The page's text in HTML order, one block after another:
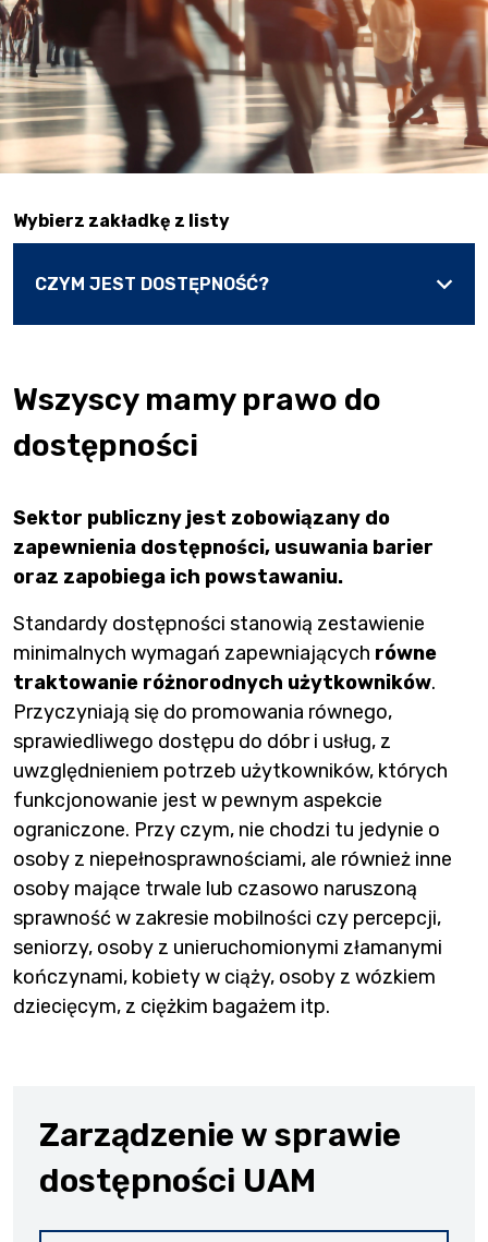
Wybierz zakładkę z listy
Wszyscy mamy prawo do
dostępności
Sektor publiczny jest zobowiązany do
zapewnienia dostępności, usuwania barier
oraz zapobiega ich powstawaniu.
Standardy dostępności stanowią zestawienie
minimalnych wymagań zapewniających równe
traktowanie różnorodnych użytkowników.
Przyczyniają się do promowania równego,
sprawiedliwego dostępu do dóbr i usług, z
uwzględnieniem potrzeb użytkowników, których
funkcjonowanie jest w pewnym aspekcie
ograniczone. Przy czym, nie chodzi tu jedynie o
osoby z niepełnosprawnościami, ale również inne
osoby mające trwale lub czasowo naruszoną
sprawność w zakresie mobilności czy percepcji,
seniorzy, osoby z unieruchomionymi złamanymi
kończynami, kobiety w ciąży, osoby z wózkiem
dziecięcym, z ciężkim bagażem itp.
Zarządzenie w sprawie
dostępności UAM